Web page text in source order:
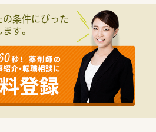
な病院で最新設備充実しています。
ＰＮ 無菌調製業務）
棟に薬剤師を配置しています）
染対策チーム（ICT）、栄養サポートチー
ーム、骨粗鬆症リエゾンチーム（OLS）、糖尿
条件にぴった
す。